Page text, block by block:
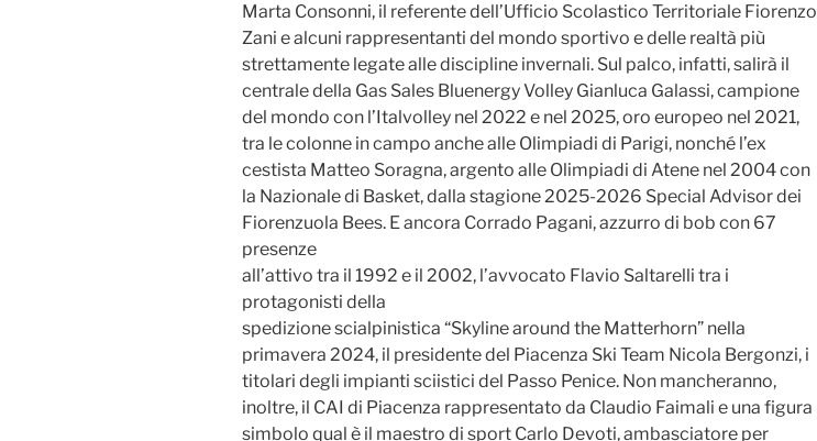
Marta Consonni, il referente dell’Ufficio Scolastico Territoriale Fiorenzo
Zani e alcuni rappresentanti del mondo sportivo e delle realtà più
strettamente legate alle discipline invernali. Sul palco, infatti, salirà il
centrale della Gas Sales Bluenergy Volley Gianluca Galassi, campione
del mondo con l’Italvolley nel 2022 e nel 2025, oro europeo nel 2021,
tra le colonne in campo anche alle Olimpiadi di Parigi, nonché l’ex
cestista Matteo Soragna, argento alle Olimpiadi di Atene nel 2004 con
la Nazionale di Basket, dalla stagione 2025-2026 Special Advisor dei
Fiorenzuola Bees. E ancora Corrado Pagani, azzurro di bob con 67
presenze
all’attivo tra il 1992 e il 2002, l’avvocato Flavio Saltarelli tra i
protagonisti della
spedizione scialpinistica “Skyline around the Matterhorn” nella
primavera 2024, il presidente del Piacenza Ski Team Nicola Bergonzi, i
titolari degli impianti sciistici del Passo Penice. Non mancheranno,
inoltre, il CAI di Piacenza rappresentato da Claudio Faimali e una figura
simbolo qual è il maestro di sport Carlo Devoti, ambasciatore per